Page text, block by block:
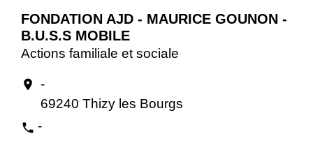
FONDATION AJD - MAURICE GOUNON -
B.U.S.S MOBILE
Actions familiale et sociale
location_on -
69240 Thizy les Bourgs
phone -